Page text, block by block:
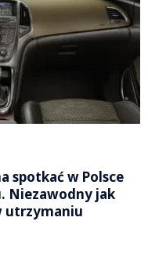
spotkać w Polsce
Niezawodny jak
utrzymaniu